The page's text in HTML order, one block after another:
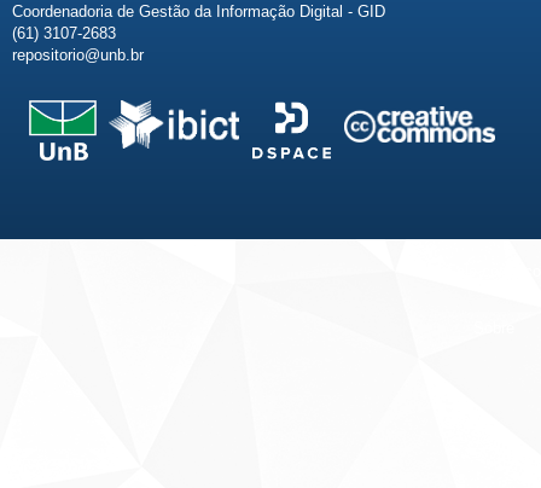
Coordenadoria de Gestão da Informação Digital - GID
(61) 3107-2683
repositorio@unb.br